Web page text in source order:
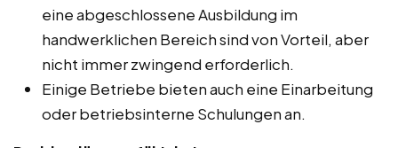
eine abgeschlossene Ausbildung im
handwerklichen Bereich sind von Vorteil, aber
nicht immer zwingend erforderlich.
Einige Betriebe bieten auch eine Einarbeitung
oder betriebsinterne Schulungen an.